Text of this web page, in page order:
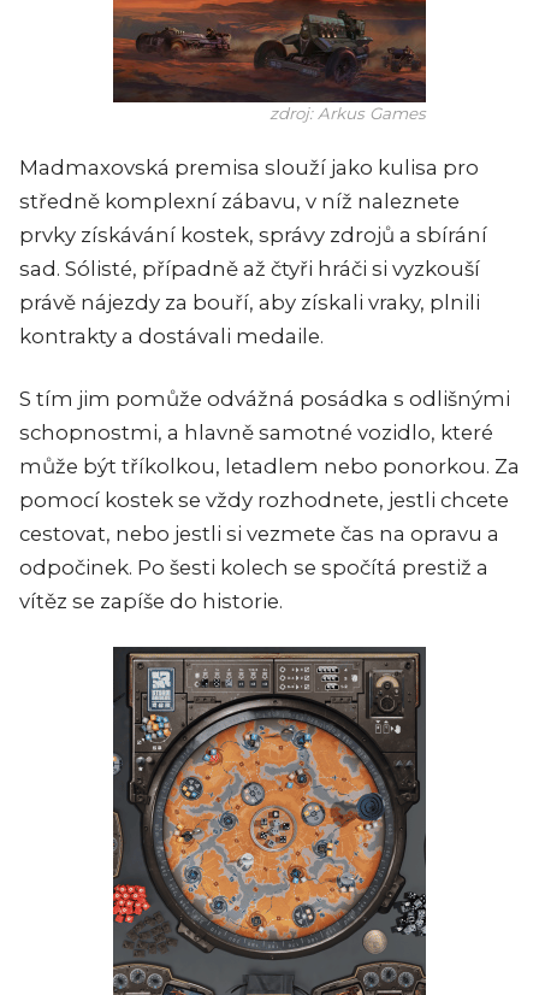
zdroj: Arkus Games
Madmaxovská premisa slouží jako kulisa pro
středně komplexní zábavu, v níž naleznete
prvky získávání kostek, správy zdrojů a sbírání
sad. Sólisté, případně až čtyři hráči si vyzkouší
právě nájezdy za bouří, aby získali vraky, plnili
kontrakty a dostávali medaile.
S tím jim pomůže odvážná posádka s odlišnými
schopnostmi, a hlavně samotné vozidlo, které
může být tříkolkou, letadlem nebo ponorkou. Za
pomocí kostek se vždy rozhodnete, jestli chcete
cestovat, nebo jestli si vezmete čas na opravu a
odpočinek. Po šesti kolech se spočítá prestiž a
vítěz se zapíše do historie.